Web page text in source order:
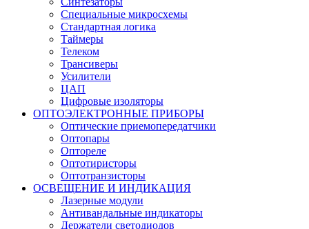
Специальные микросхемы
Стандартная логика
Таймеры
Телеком
Трансиверы
Усилители
ЦАП
Цифровые изоляторы
ОПТОЭЛЕКТРОННЫЕ ПРИБОРЫ
Оптические приемопередатчики
Оптопары
Оптореле
Оптотиристоры
Оптотранзисторы
ОСВЕЩЕНИЕ И ИНДИКАЦИЯ
Лазерные модули
Антивандальные индикаторы
Держатели светодиодов